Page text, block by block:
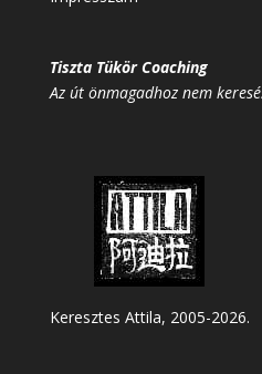
Tiszta Tükör Coaching
Az út önmagadhoz nem
Keresztes Attila, 2005-2026.